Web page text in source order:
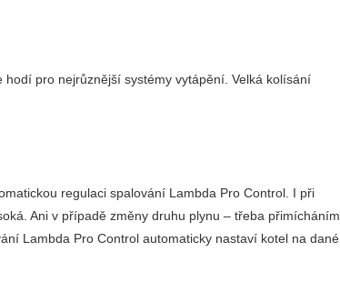
pro nejrůznější systémy vytápění. Velká kolísání
regulaci spalování Lambda Pro Control. I při
Ani v případě změny druhu plynu – třeba přimícháním
Lambda Pro Control automaticky nastaví kotel na dané